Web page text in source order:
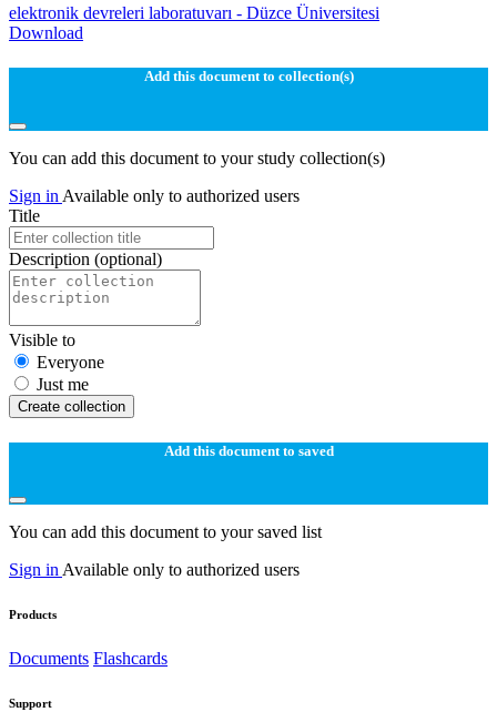
elektronik devreleri laboratuvarı - Düzce Üniversitesi
Download
Add this document to collection(s)
You can add this document to your study collection(s)
Sign in Available only to authorized users
Title
Description (optional)
Visible to
Everyone
Just me
Create collection
Add this document to saved
You can add this document to your saved list
Sign in Available only to authorized users
Products
Documents Flashcards
Support